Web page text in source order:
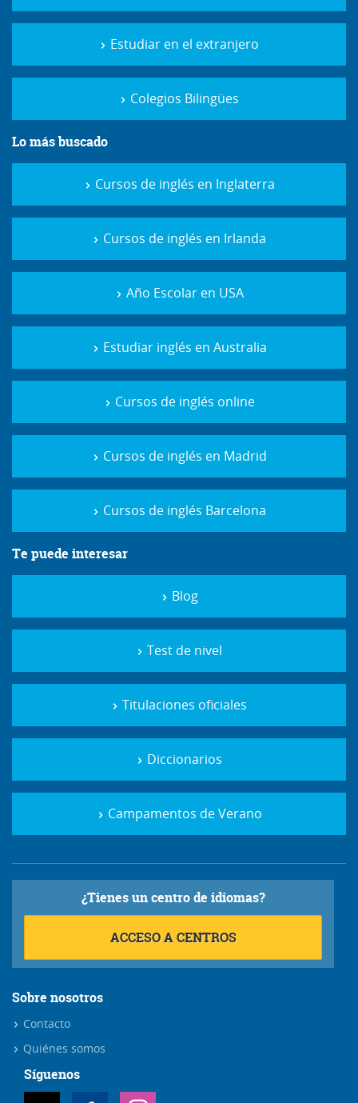
Estudiar en el extranjero
Colegios Bilingües
Lo más buscado
Cursos de inglés en Inglaterra
Cursos de inglés en Irlanda
Año Escolar en USA
Estudiar inglés en Australia
Cursos de inglés online
Cursos de inglés en Madrid
Cursos de inglés Barcelona
Te puede interesar
Blog
Test de nivel
Titulaciones oficiales
Diccionarios
Campamentos de Verano
¿Tienes un centro de idiomas?
ACCESO A CENTROS
Sobre nosotros
Contacto
Quiénes somos
Síguenos